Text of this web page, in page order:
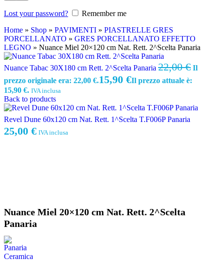
Lost your password?
Remember me
Home » Shop » PAVIMENTI » PIASTRELLE GRES
PORCELLANATO » GRES PORCELLANATO EFFETTO
LEGNO » Nuance Miel 20×120 cm Nat. Rett. 2^Scelta Panaria
Nuance Tabac 30X180 cm Rett. 2^Scelta Panaria 22,00€ Il
prezzo originale era: 22,00 €.15,90 €Il prezzo attuale è:
15,90 €. IVA inclusa
Back to products
Revel Dune 60x120 cm Nat. Rett. 1^Scelta T.F006P Panaria
25,00 € IVA inclusa
Nuance Miel 20×120 cm Nat. Rett. 2^Scelta
Panaria